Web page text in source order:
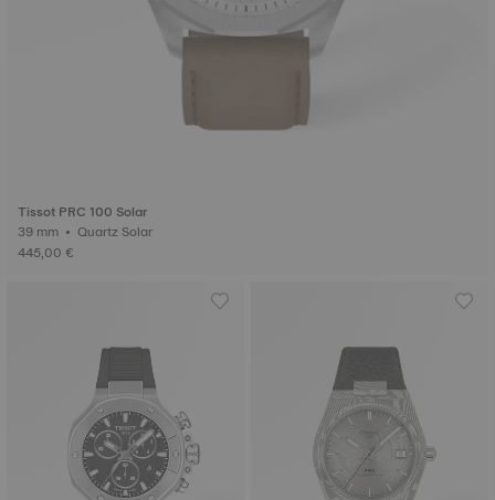
Tissot PRC 100 Solar
39 mm • Quartz Solar
445,00 €